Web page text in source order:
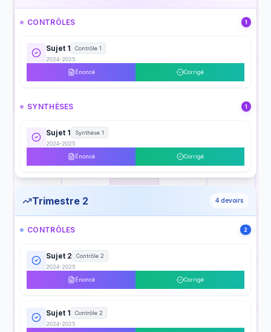
CONTRÔLES 1
Sujet 1
Contrôle 1
2024-2025
Énoncé
Corrigé
SYNTHÈSES 1
Sujet 1
Synthèse 1
2024-2025
Énoncé
Corrigé
Trimestre 2 4 devoirs
CONTRÔLES 2
Sujet 2
Contrôle 2
2024-2025
Énoncé
Corrigé
Sujet 1
Contrôle 2
2024-2025